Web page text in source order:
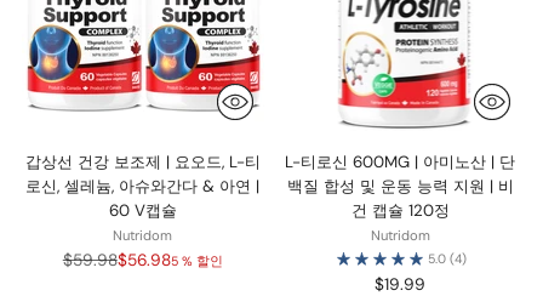
갑상선 건강 보조제 | 요오드, L-티
로신, 셀레늄, 아슈와간다 & 아연 |
60 V캡슐
Nutridom
정
$59.98$56.985 % 할인
L-티로신 600MG | 아미노산 | 단
백질 합성 및 운동 능력 지원 | 비
건 캡슐 120정
Nutridom
5.0 (4)
$19.99